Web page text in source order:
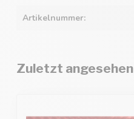
Artikelnummer:
Zuletzt angesehen